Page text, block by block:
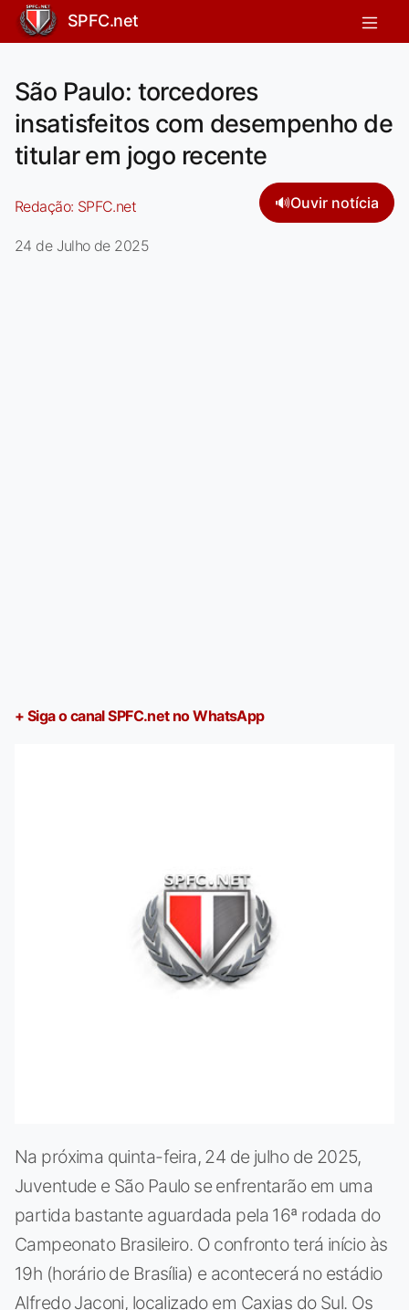
SPFC.net
São Paulo: torcedores
insatisfeitos com desempenho de
titular em jogo recente
Redação: SPFC.net 🔊Ouvir notícia
24 de Julho de 2025
+ Siga o canal SPFC.net no WhatsApp
Na próxima quinta-feira, 24 de julho de 2025,
Juventude e São Paulo se enfrentarão em uma
partida bastante aguardada pela 16ª rodada do
Campeonato Brasileiro. O confronto terá início às
19h (horário de Brasília) e acontecerá no estádio
Alfredo Jaconi, localizado em Caxias do Sul. Os